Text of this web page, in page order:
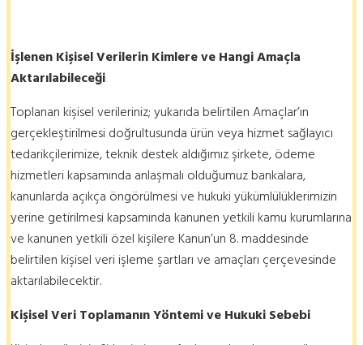
İşlenen Kişisel Verilerin Kimlere ve Hangi Amaçla
Aktarılabileceği
Toplanan kişisel verileriniz; yukarıda belirtilen Amaçlar’ın
gerçekleştirilmesi doğrultusunda ürün veya hizmet sağlayıcı
tedarikçilerimize, teknik destek aldığımız şirkete, ödeme
hizmetleri kapsamında anlaşmalı olduğumuz bankalara,
kanunlarda açıkça öngörülmesi ve hukuki yükümlülüklerimizin
yerine getirilmesi kapsamında kanunen yetkili kamu kurumlarına
ve kanunen yetkili özel kişilere Kanun’un 8. maddesinde
belirtilen kişisel veri işleme şartları ve amaçları çerçevesinde
aktarılabilecektir.
Kişisel Veri Toplamanın Yöntemi ve Hukuki Sebebi